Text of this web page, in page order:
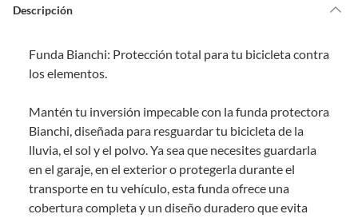
de la compra.
comprado por internet y que hay ciertas categorías que no tienen este
derecho:
puedan deteriorarse o caducar con rapidez.
Confeccionados a la medida.
De uso personal.
En sodimac.cl te damos 30 días desde que recibes el producto
estar en perfecto estado, con todas sus etiquetas y sin uso, tal como te lo
entregamos.
Descripción
Funda Bianchi: Protección total para tu bicicleta contra
los elementos.
Mantén tu inversión impecable con la funda protectora
Bianchi, diseñada para resguardar tu bicicleta de la
lluvia, el sol y el polvo. Ya sea que necesites guardarla
en el garaje, en el exterior o protegerla durante el
transporte en tu vehículo, esta funda ofrece una
cobertura completa y un diseño duradero que evita